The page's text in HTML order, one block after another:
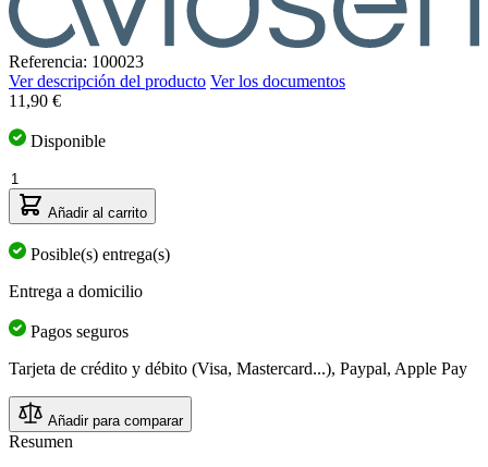
Referencia: 100023
Ver descripción del producto Ver los documentos
11,90 €
Disponible
Cantidad
Añadir al carrito
Posible(s) entrega(s)
Entrega a domicilio
Pagos seguros
Tarjeta de crédito y débito (Visa, Mastercard...), Paypal, Apple Pay
Añadir para comparar
Resumen